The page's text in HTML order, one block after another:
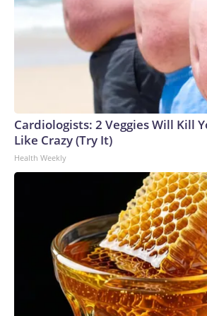
como una transición hacia elecciones
lunes Tommy Pigott, portavoz del
en una declaración.Marco Rubio ya
mediados de julio que el acuerdo entre
grupo en representación de la
que reconocen como legítima y el
solo para iniciar conversaciones de
también para iniciar “el proceso de
el pueblo de Venezuela
lo que vamos a estar muy involucrados”,
conversaciones que ocurrirán en
ser la diferencia central del proceso
esta negociación no los está llevando el
los está llevando el Departamento de
vez más claro, por más que se maquille y
trate de hacer menos obvio”, dice a
venezolana Carmen Beatriz Fernández,
consultora DataStrategia y doctora en
Cardiologists: 2 Veggies Will Kill
Like Crazy (Try It)
Health Weekly